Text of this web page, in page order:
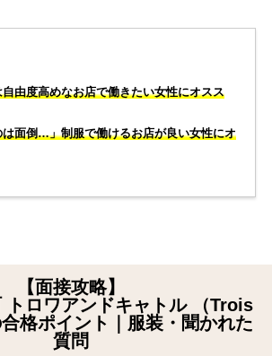
由度高めなお店で働きたい女性にオスス
は面倒…」制服で働けるお店が良い女性にオ
【面接攻略】
トロワアンドキャトル （Trois
格ポイント｜服装・聞かれた
質問